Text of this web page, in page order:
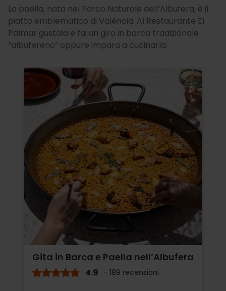
La paella, nata nel Parco Naturale dell’Albufera, è il
piatto emblematico di València. Al Restaurante El
Palmar gustala e fai un giro in barca tradizionale
“albuferenc” oppure impara a cucinarla.
Gita in Barca e Paella nell’Albufera
4.9 - 189 recensioni